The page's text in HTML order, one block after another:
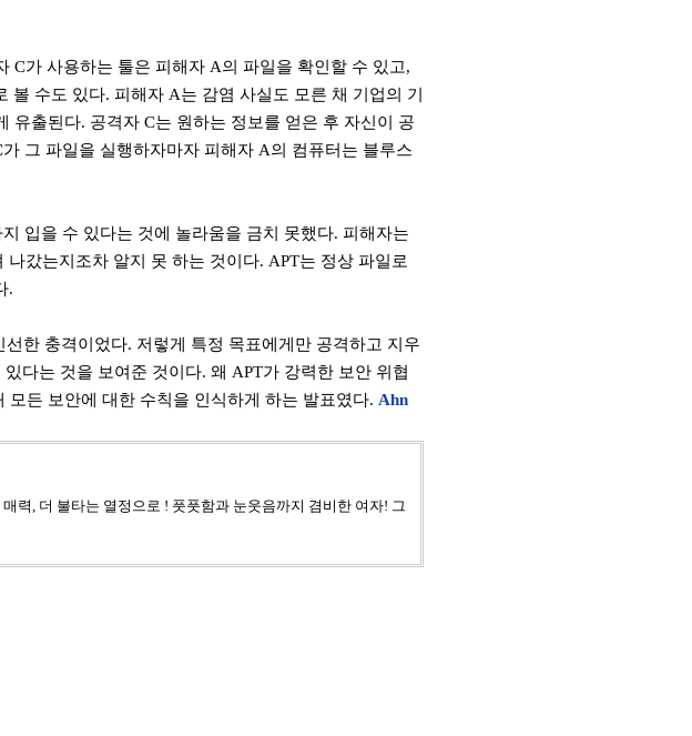
C가 사용하는 툴은 피해자 A의 파일을 확인할 수 있고,
볼 수도 있다. 피해자 A는 감염 사실도 모른 채 기업의 기
유출된다. 공격자 C는 원하는 정보를 얻은 후 자신이 공
가 그 파일을 실행하자마자 피해자 A의 컴퓨터는 블루스
입을 수 있다는 것에 놀라움을 금치 못했다. 피해자는
나갔는지조차 알지 못 하는 것이다. APT는 정상 파일로
.
선한 충격이었다. 저렇게 특정 목표에게만 공격하고 지우
다는 것을 보여준 것이다. 왜 APT가 강력한 보안 위협
든 보안에 대한 수칙을 인식하게 하는 발표였다. Ahn
력, 더 불타는 열정으로 ! 풋풋함과 눈웃음까지 겸비한 여자! 그